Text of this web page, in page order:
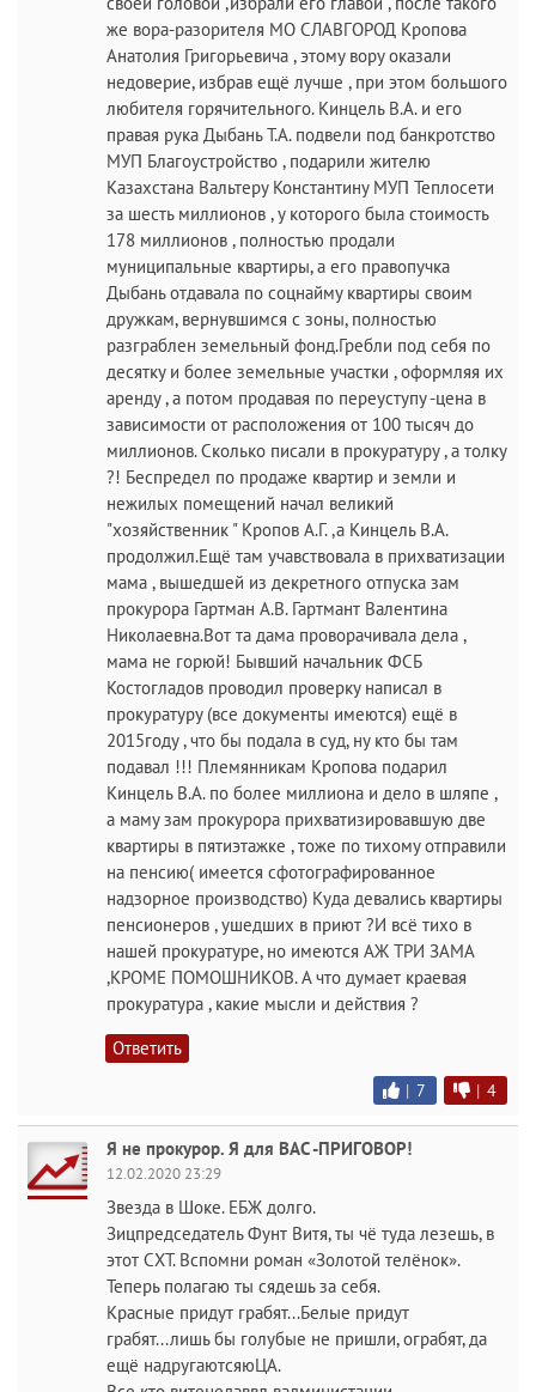
же вора-разорителя МО СЛАВГОРОД Кропова
Анатолия Григорьевича , этому вору оказали
недоверие, избрав ещё лучше , при этом большого
любителя горячительного. Кинцель В.А. и его
правая рука Дыбань Т.А. подвели под банкротство
МУП Благоустройство , подарили жителю
Казахстана Вальтеру Константину МУП Теплосети
за шесть миллионов , у которого была стоимость
178 миллионов , полностью продали
муниципальные квартиры, а его правопучка
Дыбань отдавала по соцнайму квартиры своим
дружкам, вернувшимся с зоны, полностью
разграблен земельный фонд.Гребли под себя по
десятку и более земельные участки , оформляя их
аренду , а потом продавая по переуступу -цена в
зависимости от расположения от 100 тысяч до
миллионов. Сколько писали в прокуратуру , а толку
?! Беспредел по продаже квартир и земли и
нежилых помещений начал великий
"хозяйственник " Кропов А.Г. ,а Кинцель В.А.
продолжил.Ещё там учавствовала в прихватизации
мама , вышедшей из декретного отпуска зам
прокурора Гартман А.В. Гартмант Валентина
Николаевна.Вот та дама проворачивала дела ,
мама не горюй! Бывший начальник ФСБ
Костогладов проводил проверку написал в
прокуратуру (все документы имеются) ещё в
2015году , что бы подала в суд, ну кто бы там
подавал !!! Племянникам Кропова подарил
Кинцель В.А. по более миллиона и дело в шляпе ,
а маму зам прокурора прихватизировавшую две
квартиры в пятиэтажке , тоже по тихому отправили
на пенсию( имеется сфотографированное
надзорное производство) Куда девались квартиры
пенсионеров , ушедших в приют ?И всё тихо в
нашей прокуратуре, но имеются АЖ ТРИ ЗАМА
,КРОМЕ ПОМОШНИКОВ. А что думает краевая
прокуратура , какие мысли и действия ?
Ответить
| 7 | 4
Я не прокурор. Я для ВАС -ПРИГОВОР!
12.02.2020 23:29
Звезда в Шоке. ЕБЖ долго.
Зицпредседатель Фунт Витя, ты чё туда лезешь, в
этот СХТ. Вспомни роман «Золотой телёнок».
Теперь полагаю ты сядешь за себя.
Красные придут грабят...Белые придут
грабят...лишь бы голубые не пришли, ограбят, да
ещё надругаютсяюЦА.